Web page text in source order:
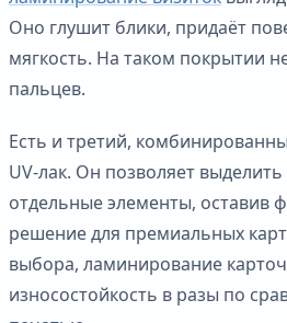
Оно глушит блики, придаёт
мягкость. На таком покрытии
пальцев.
Есть и третий,
UV-лак. Он позволяет
отдельные элементы, оставив
решение для премиальных
выбора, ламинирование
износостойкость в разы по